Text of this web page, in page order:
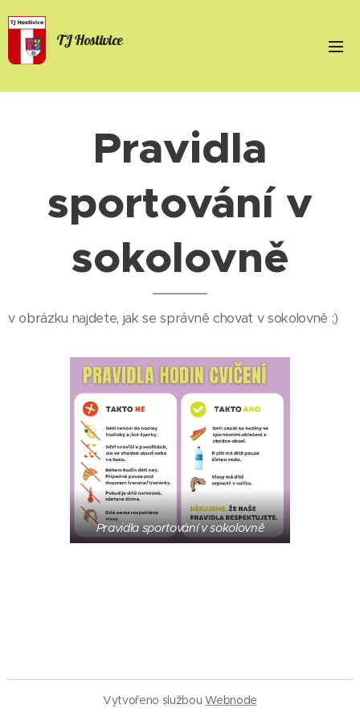
TJ Hostivice
Pravidla
sportování v
sokolovně
v obrázku najdete, jak se správně chovat v sokolovně ;)
Pravidla sportování v sokolovně
Vytvořeno službouWebnode